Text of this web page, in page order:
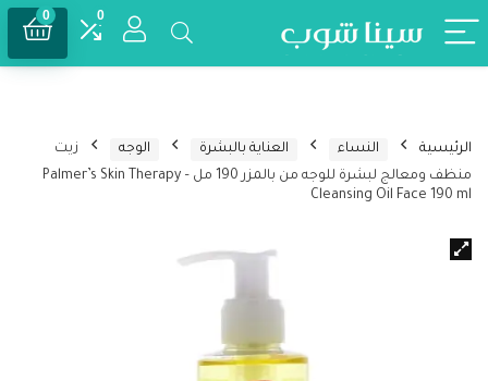
0
0
الرئيسية النساء العناية بالبشرة الوجه
زيت
منظف ومعالج لبشرة للوجه من بالمزر 190 مل – Palmer’s Skin Therapy
Cleansing Oil Face 190 ml